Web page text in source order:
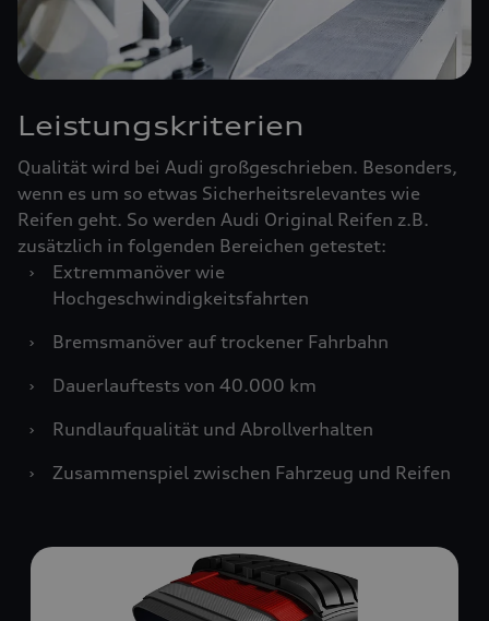
Leistungskriterien
Qualität wird bei Audi großgeschrieben. Besonders,
wenn es um so etwas Sicherheitsrelevantes wie
Reifen geht. So werden Audi Original Reifen z.B.
zusätzlich in folgenden Bereichen getestet:
›
Extremmanöver wie
Hochgeschwindigkeitsfahrten
›
Bremsmanöver auf trockener Fahrbahn
›
Dauerlauftests von 40.000 km
›
Rundlaufqualität und Abrollverhalten
›
Zusammenspiel zwischen Fahrzeug und Reifen